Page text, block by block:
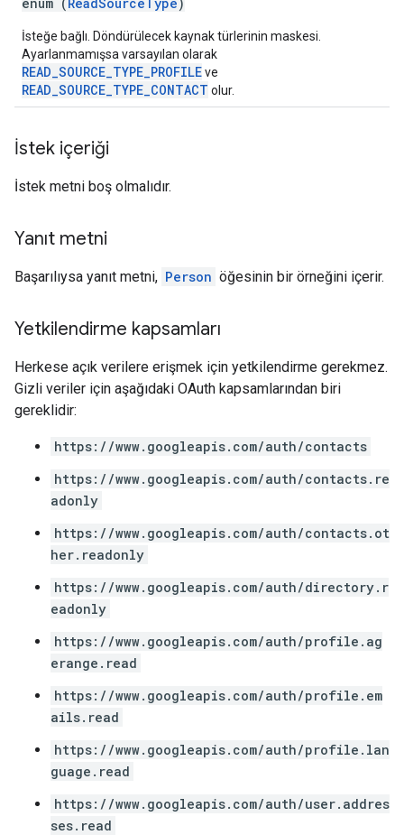
İsteğe bağlı. Döndürülecek kaynak türlerinin maskesi.
Ayarlanmamışsa varsayılan olarak
READ_SOURCE_TYPE_PROFILEve
READ_SOURCE_TYPE_CONTACT olur.
İstek içeriği
İstek metni boş olmalıdır.
Yanıt metni
Başarılıysa yanıt metni, Person öğesinin bir örneğini içerir.
Yetkilendirme kapsamları
Herkese açık verilere erişmek için yetkilendirme gerekmez.
Gizli veriler için aşağıdaki OAuth kapsamlarından biri
gereklidir:
https://www.googleapis.com/auth/contacts
https://www.googleapis.com/auth/contacts.re
adonly
https://www.googleapis.com/auth/contacts.ot
her.readonly
https://www.googleapis.com/auth/directory.r
eadonly
https://www.googleapis.com/auth/profile.ag
erange.read
https://www.googleapis.com/auth/profile.em
ails.read
https://www.googleapis.com/auth/profile.lan
guage.read
https://www.googleapis.com/auth/user.addres
ses.read